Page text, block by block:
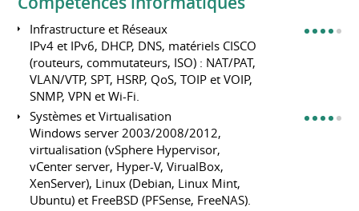
Infrastructure et Réseaux
IPv4 et IPv6, DHCP, DNS, matériels CISCO
(routeurs, commutateurs, ISO) : NAT/PAT,
VLAN/VTP, SPT, HSRP, QoS, TOIP et VOIP,
SNMP, VPN et Wi-Fi.
Systèmes et Virtualisation
Windows server 2003/2008/2012,
virtualisation (vSphere Hypervisor,
vCenter server, Hyper-V, VirualBox,
XenServer), Linux (Debian, Linux Mint,
Ubuntu) et FreeBSD (PFSense, FreeNAS).